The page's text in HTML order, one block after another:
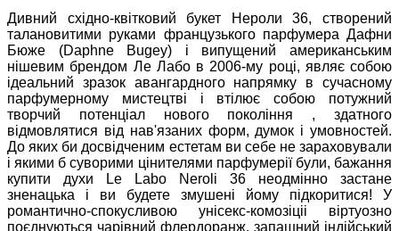
Дивний східно-квітковий букет Нероли 36, створений
талановитими руками французького парфумера Дафни
Бюже (Daphne Bugey) і випущений американським
нішевим брендом Ле Лабо в 2006-му році, являє собою
ідеальний зразок авангардного напрямку в сучасному
парфумерному мистецтві і втілює собою потужний
творчий потенціал нового покоління , здатного
відмовлятися від нав'язаних форм, думок і умовностей.
До яких би досвідченим естетам ви себе не зараховували
і якими б суворими цінителями парфумерії були, бажання
купити духи Le Labo Neroli 36 неодмінно застане
зненацька і ви будете змушені йому підкоритися! У
романтично-спокусливою унісекс-комозіціі віртуозно
поєднуються чарівний флердоранж, запашний індійський